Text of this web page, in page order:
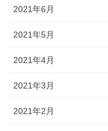
2021年6月
2021年5月
2021年4月
2021年3月
2021年2月